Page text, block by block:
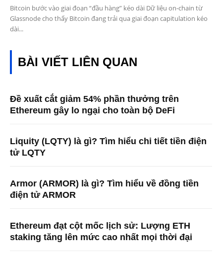
Bitcoin bước vào giai đoạn “đầu hàng” kéo dài Dữ liệu on-chain từ
Glassnode cho thấy Bitcoin đang trải qua giai đoạn capitulation kéo
dài...
BÀI VIẾT LIÊN QUAN
Đề xuất cắt giảm 54% phần thưởng trên
Ethereum gây lo ngại cho toàn bộ DeFi
Liquity (LQTY) là gì? Tìm hiểu chi tiết tiền điện
tử LQTY
Armor (ARMOR) là gì? Tìm hiểu về đồng tiền
điện tử ARMOR
Ethereum đạt cột mốc lịch sử: Lượng ETH
staking tăng lên mức cao nhất mọi thời đại